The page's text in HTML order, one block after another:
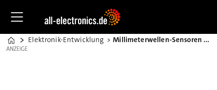
Home
Elektronik-Entwicklung Millimeterwellen-Sensoren in Drohnen
ANZEIGE
ANZEIGE